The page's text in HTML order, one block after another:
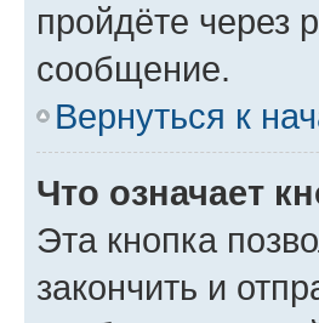
пройдёте через
сообщение.
Вернуться к
Что означает
Эта кнопка
закончить и